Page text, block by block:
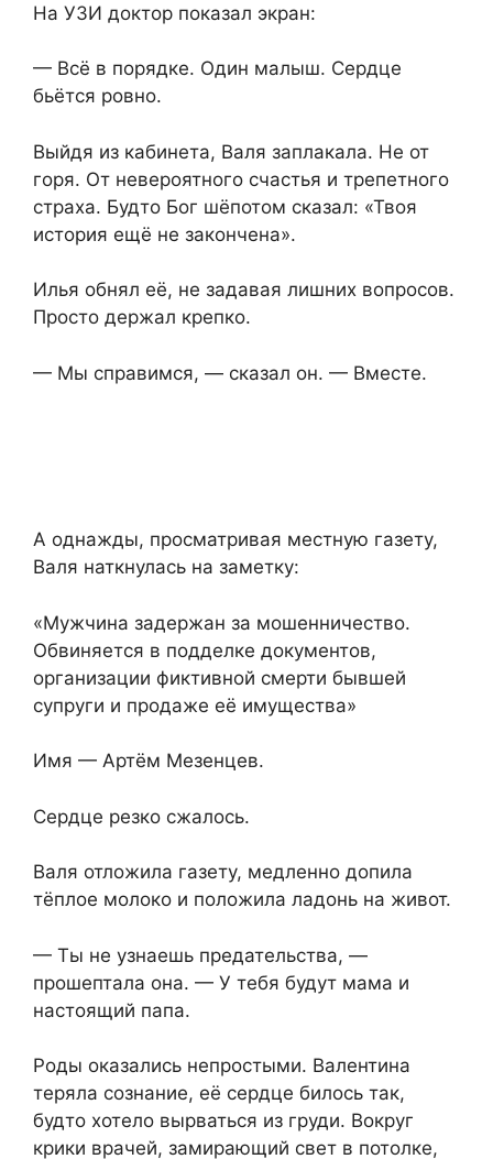
На УЗИ доктор показал экран:
— Всё в порядке. Один малыш. Сердце
бьётся ровно.
Выйдя из кабинета, Валя заплакала. Не от
горя. От невероятного счастья и трепетного
страха. Будто Бог шёпотом сказал: «Твоя
история ещё не закончена».
Илья обнял её, не задавая лишних вопросов.
Просто держал крепко.
— Мы справимся, — сказал он. — Вместе.
А однажды, просматривая местную газету,
Валя наткнулась на заметку:
«Мужчина задержан за мошенничество.
Обвиняется в подделке документов,
организации фиктивной смерти бывшей
супруги и продаже её имущества»
Имя — Артём Мезенцев.
Сердце резко сжалось.
Валя отложила газету, медленно допила
тёплое молоко и положила ладонь на живот.
— Ты не узнаешь предательства, —
прошептала она. — У тебя будут мама и
настоящий папа.
Роды оказались непростыми. Валентина
теряла сознание, её сердце билось так,
будто хотело вырваться из груди. Вокруг
крики врачей, замирающий свет в потолке,